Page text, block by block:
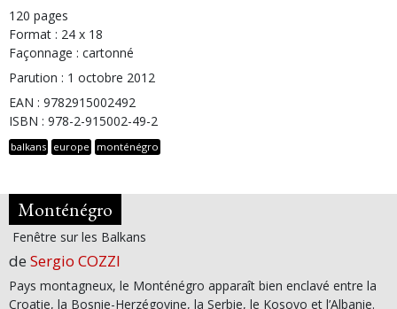
120 pages
Format : 24 x 18
Façonnage : cartonné
Parution : 1 octobre 2012
EAN : 9782915002492
ISBN : 978-2-915002-49-2
balkans europe monténégro
Monténégro
Fenêtre sur les Balkans
de Sergio COZZI
Pays montagneux, le Monténégro apparaît bien enclavé entre la
Croatie, la Bosnie-Herzégovine, la Serbie, le Kosovo et l’Albanie.